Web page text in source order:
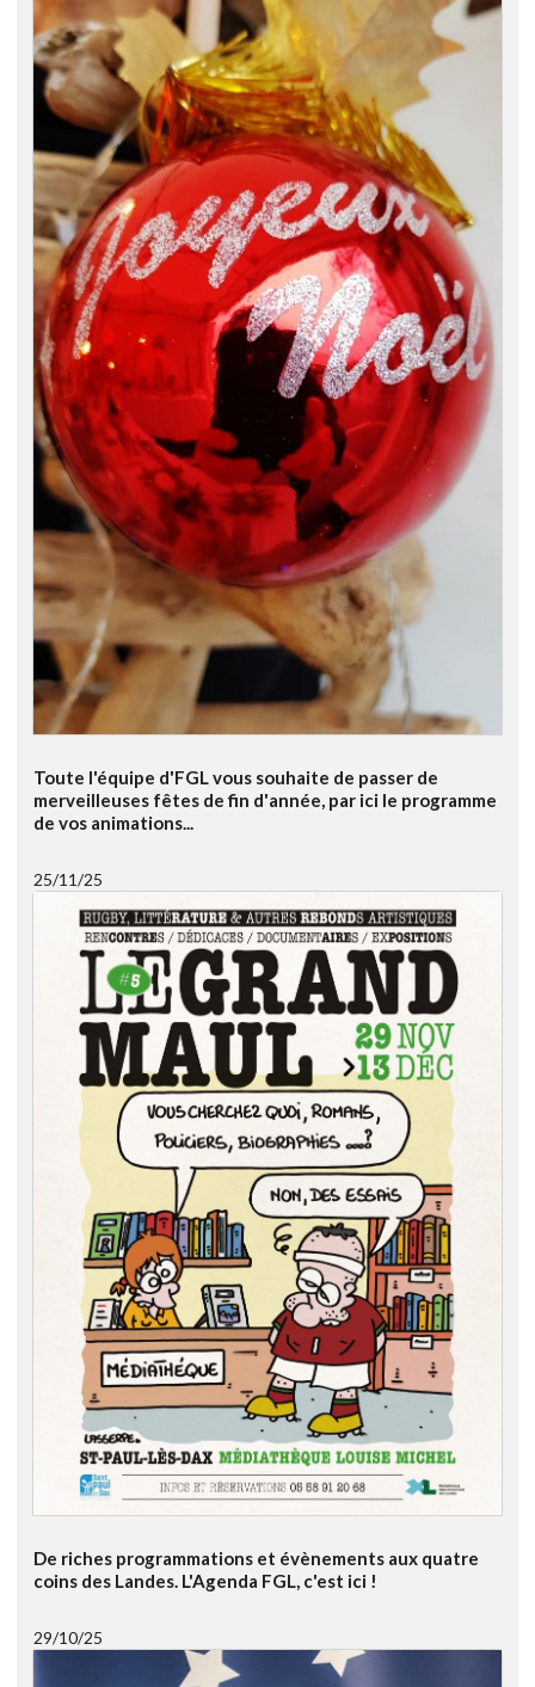
Toute l'équipe d'FGL vous souhaite de passer de
merveilleuses fêtes de fin d'année, par ici le programme
de vos animations...
25/11/25
De riches programmations et évènements aux quatre
coins des Landes. L'Agenda FGL, c'est ici !
29/10/25